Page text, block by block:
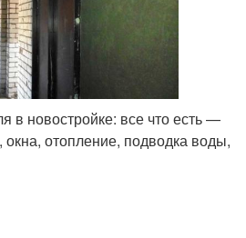
в новостройке: все что есть —
отопление, подводка воды,